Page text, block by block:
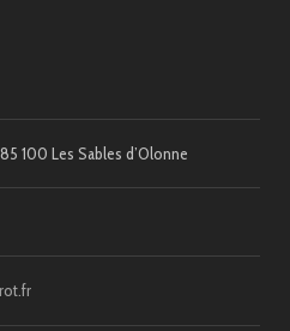
100 Les Sables d’Olonne